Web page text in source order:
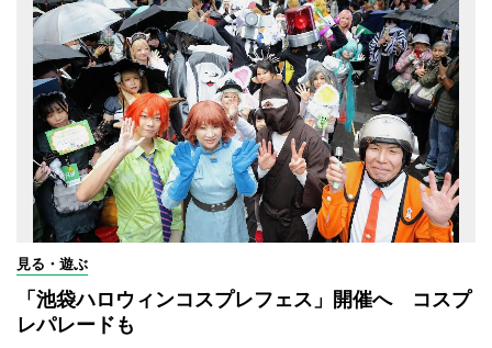
見る・遊ぶ
「池袋ハロウィンコスプレフェス」開催へ コスプ
レパレードも